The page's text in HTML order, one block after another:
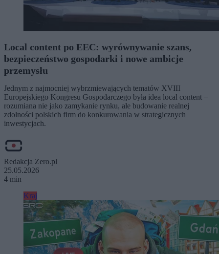
Local content po EEC: wyrównywanie szans,
bezpieczeństwo gospodarki i nowe ambicje
przemysłu
Jednym z najmocniej wybrzmiewających tematów XVIII
Europejskiego Kongresu Gospodarczego była idea local content –
rozumiana nie jako zamykanie rynku, ale budowanie realnej
zdolności polskich firm do konkurowania w strategicznych
inwestycjach.
Redakcja Zero.pl
25.05.2026
4 min
Kraj